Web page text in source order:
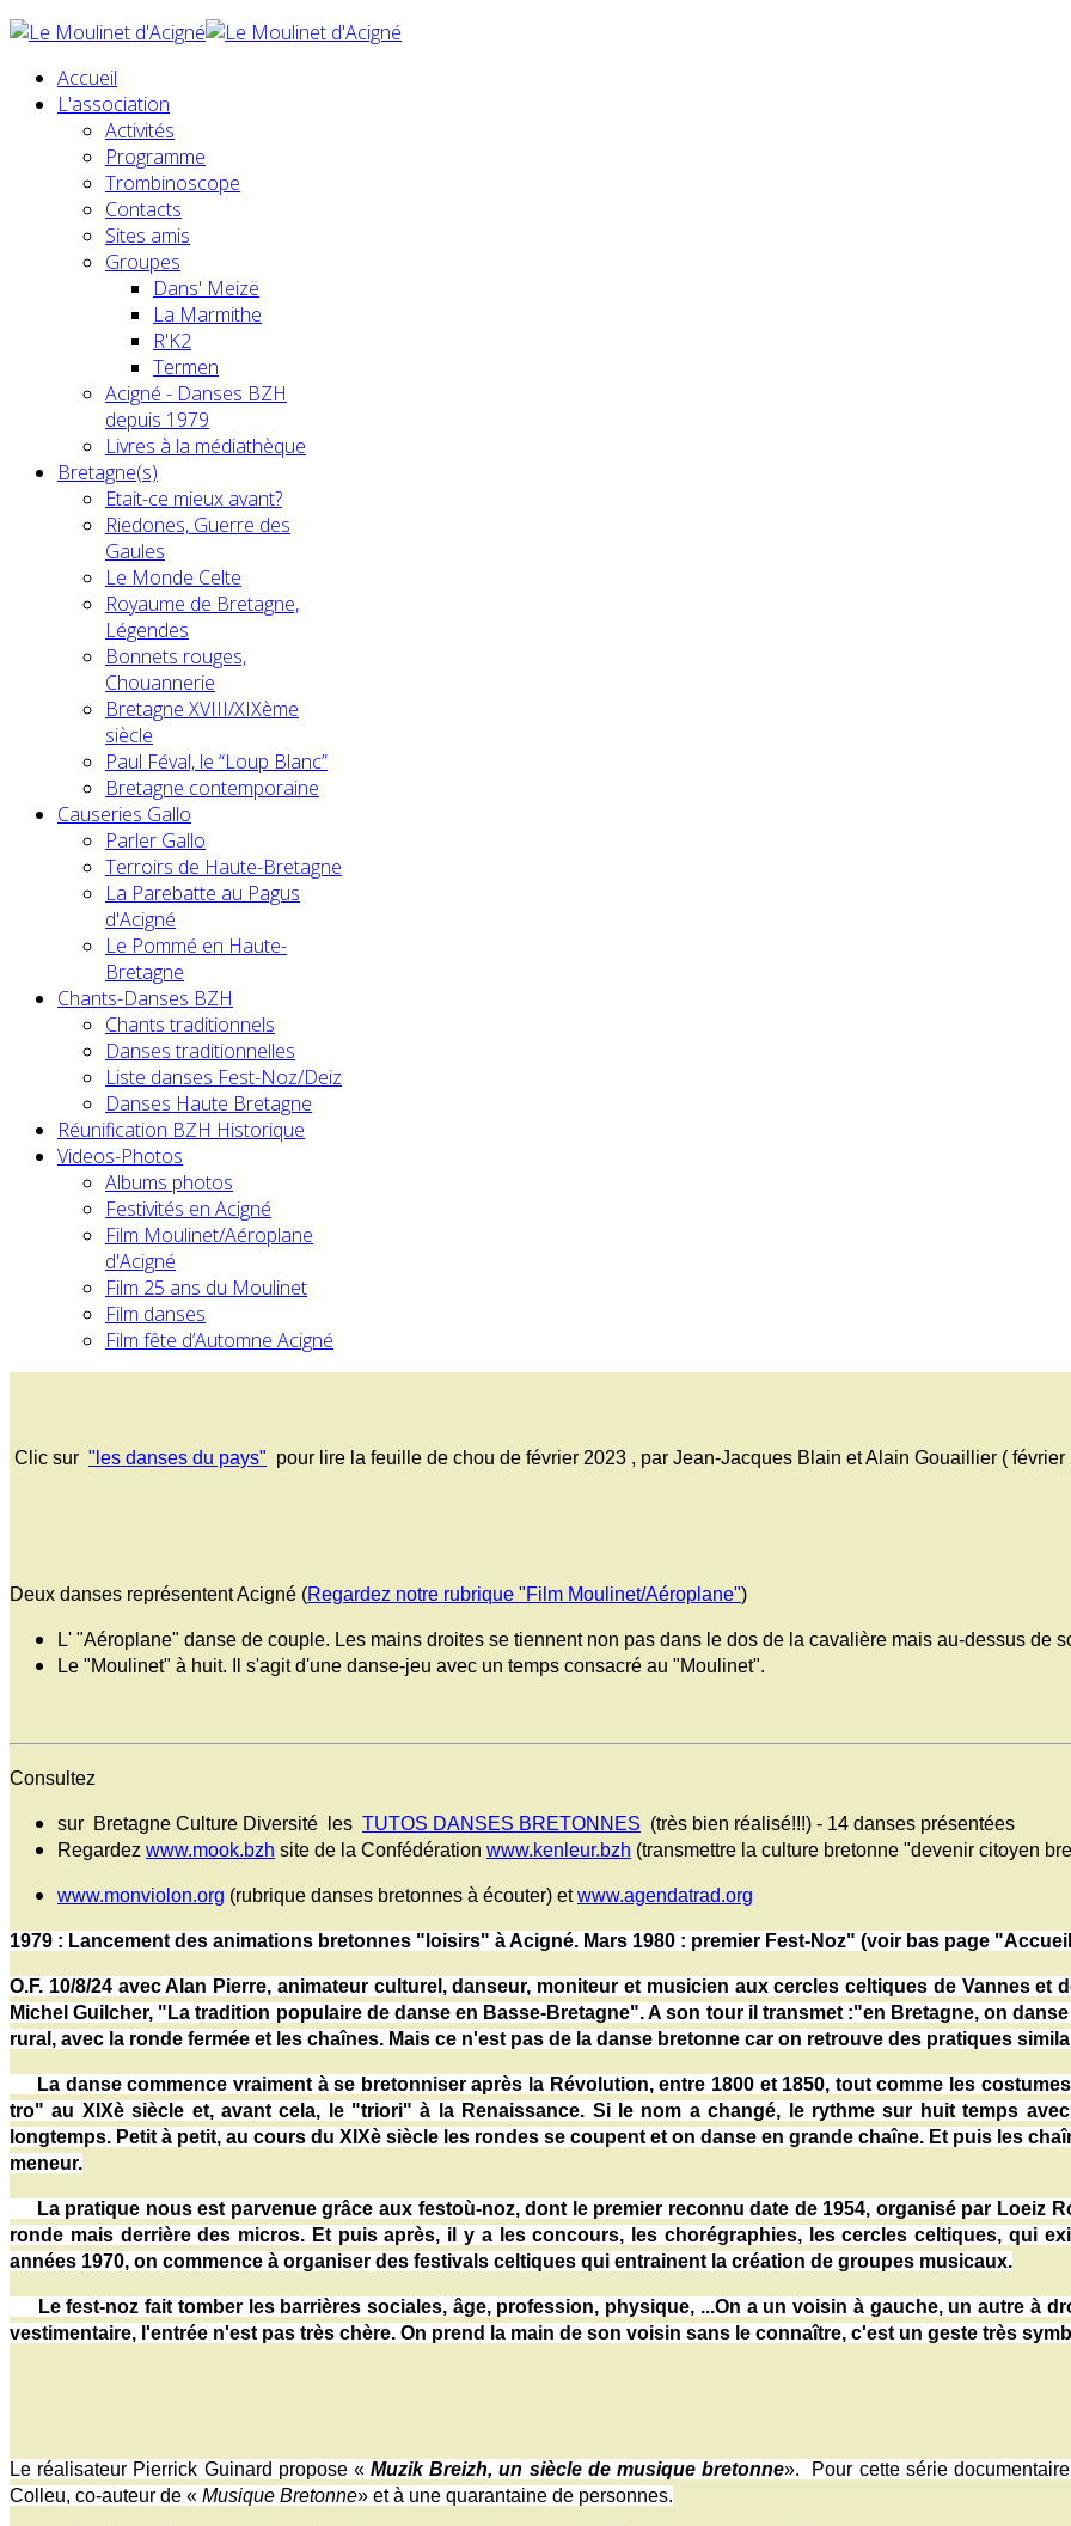
Accueil
L'association
Activités
Programme
Trombinoscope
Contacts
Sites amis
Groupes
Dans' Meizë
La Marmithe
R'K2
Termen
Acigné - Danses BZH
depuis 1979
Livres à la médiathèque
Bretagne(s)
Etait-ce mieux avant?
Riedones, Guerre des
Gaules
Le Monde Celte
Royaume de Bretagne,
Légendes
Bonnets rouges,
Chouannerie
Bretagne XVIII/XIXème
siècle
Paul Féval, le “Loup Blanc”
Bretagne contemporaine
Causeries Gallo
Parler Gallo
Terroirs de Haute-Bretagne
La Parebatte au Pagus
d'Acigné
Le Pommé en Haute-
Bretagne
Chants-Danses BZH
Chants traditionnels
Danses traditionnelles
Liste danses Fest-Noz/Deiz
Danses Haute Bretagne
Réunification BZH Historique
Videos-Photos
Albums photos
Festivités en Acigné
Film Moulinet/Aéroplane
d'Acigné
Film 25 ans du Moulinet
Film danses
Film fête d’Automne Acigné
Clic sur "les danses du pays" pour lire la feuille de chou de février 2023 , par Jean-Jacques Blain et Alain Gouaillier ( février
Deux danses représentent Acigné (Regardez notre rubrique "Film Moulinet/Aéroplane")
L' "Aéroplane" danse de couple. Les mains droites se tiennent non pas dans le dos de la cavalière mais au-dessus de
Le "Moulinet" à huit. Il s'agit d'une danse-jeu avec un temps consacré au "Moulinet".
Consultez
sur Bretagne Culture Diversité les TUTOS DANSES BRETONNES (très bien réalisé!!!) - 14 danses présentées
Regardez www.mook.bzh site de la Confédération www.kenleur.bzh (transmettre la culture bretonne "devenir citoyen
www.monviolon.org (rubrique danses bretonnes à écouter) etwww.agendatrad.org
1979 : Lancement des animations bretonnes "loisirs" à Acigné. Mars 1980 : premier Fest-Noz" (voir bas page
O.F. 10/8/24 avec Alan Pierre, animateur culturel, danseur, moniteur et musicien aux cercles celtiques de Vannes
Michel Guilcher, "La tradition populaire de danse en Basse-Bretagne". A son tour il transmet :"en Bretagne, on
rural, avec la ronde fermée et les chaînes. Mais ce n'est pas de la danse bretonne car on retrouve des pratiques
La danse commence vraiment à se bretonniser après la Révolution, entre 1800 et 1850, tout comme les
tro" au XIXè siècle et, avant cela, le "triori" à la Renaissance. Si le nom a changé, le rythme sur huit temps
longtemps. Petit à petit, au cours du XIXè siècle les rondes se coupent et on danse en grande chaîne. Et puis les
meneur.
La pratique nous est parvenue grâce aux festoù-noz, dont le premier reconnu date de 1954, organisé par Loeiz
ronde mais derrière des micros. Et puis après, il y a les concours, les chorégraphies, les cercles celtiques, qui
années 1970, on commence à organiser des festivals celtiques qui entrainent la création de groupes musicaux.
Le fest-noz fait tomber les barrières sociales, âge, profession, physique, ...On a un voisin à gauche, un autre à
vestimentaire, l'entrée n'est pas très chère. On prend la main de son voisin sans le connaître, c'est un geste très
Le réalisateur Pierrick Guinard propose «Muzik Breizh, un siècle de musique bretonne». Pour cette série
Colleu, co-auteur de « Musique Bretonne» et à une quarantaine de personnes.